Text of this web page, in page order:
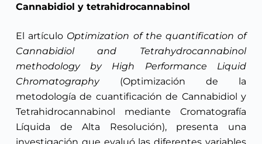
Cannabidiol y tetrahidrocannabinol
El artículo Optimization of the quantification of
Cannabidiol and Tetrahydrocannabinol
methodology by High Performance Liquid
Chromatography(Optimización de la
metodología de cuantificación de Cannabidiol y
Tetrahidrocannabinol mediante Cromatografía
Líquida de Alta Resolución), presenta una
investigación que evaluó las diferentes variables